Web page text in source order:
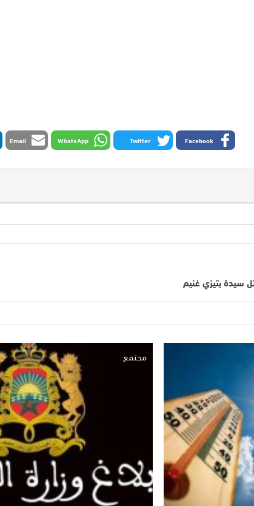
Facebook
Twitter
WhatsApp
Email
سيدة بتيزي غنيم
مجتمع